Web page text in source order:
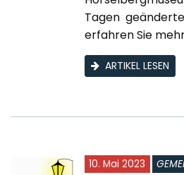
Tagen
erfahren Sie
ARTIKEL LESEN
10. Mai 2023